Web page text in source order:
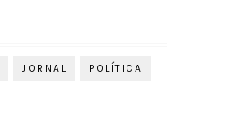
JORNAL POLÍTICA